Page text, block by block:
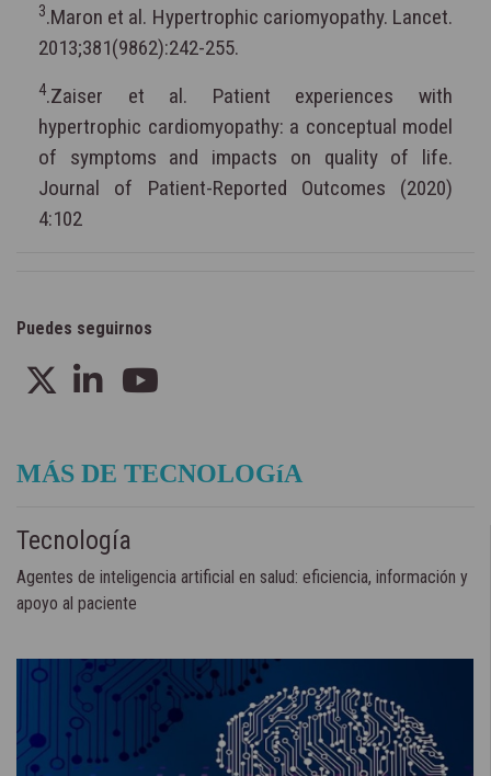
3.Maron et al. Hypertrophic cariomyopathy. Lancet.
2013;381(9862):242-255.
4.Zaiser et al. Patient experiences with
hypertrophic cardiomyopathy: a conceptual model
of symptoms and impacts on quality of life.
Journal of Patient-Reported Outcomes (2020)
4:102
Puedes seguirnos
MÁS DE TECNOLOGíA
Tecnología
Agentes de inteligencia artificial en salud: eficiencia, información y
apoyo al paciente